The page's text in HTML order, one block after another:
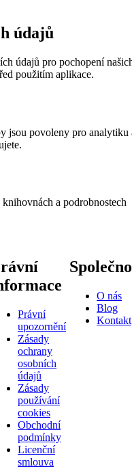
údajů
údajů pro pochopení
použitím aplikace.
jsou povoleny pro analytiku
a podrobnostech
Právní
upozornění
Zásady
ochrany
osobních
údajů
Zásady
používání
cookies
Obchodní
podmínky
Licenční
smlouva
O nás
Blog
Kontakt